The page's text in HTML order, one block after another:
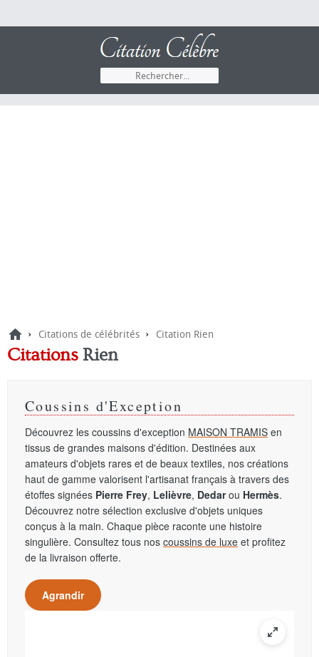
› Citations de célébrités › Citation Rien
Citations Rien
Coussins d'Exception
Découvrez les coussins d'exception MAISON TRAMIS en
tissus de grandes maisons d'édition. Destinées aux
amateurs d'objets rares et de beaux textiles, nos créations
haut de gamme valorisent l'artisanat français à travers des
étoffes signées Pierre Frey, Lelièvre, Dedarou Hermès.
Découvrez notre sélection exclusive d'objets uniques
conçus à la main. Chaque pièce raconte une histoire
singulière. Consultez tous nos coussins de luxe et profitez
de la livraison offerte.
Agrandir